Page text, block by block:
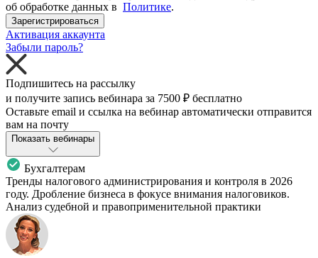
об обработке данных в Политике.
Зарегистрироваться
Активация аккаунта
Забыли пароль?
Подпишитесь на рассылку
и получите запись вебинара за 7500 ₽ бесплатно
Оставьте email и ссылка на вебинар автоматически отправится
вам на почту
Показать вебинары
Бухгалтерам
Тренды налогового администрирования и контроля в 2026
году. Дробление бизнеса в фокусе внимания налоговиков.
Анализ судебной и правоприменительной практики